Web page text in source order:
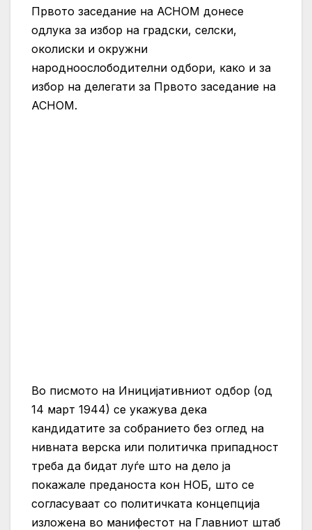
Првото заседание на АСНОМ донесе
одлука за избор на градски, селски,
околиски и окружни
народноослободителни одбори, како и за
избор на делегати за Првото заседание на
АСНОМ.
Во писмото на Иницијативниот одбор (од
14 март 1944) се укажува дека
кандидатите за собранието без оглед на
нивната верска или политичка припадност
треба да бидат луѓе што на дело ја
покажале преданоста кон НОБ, што се
согласуваат со политичката концепција
изложена во манифестот на Главниот штаб